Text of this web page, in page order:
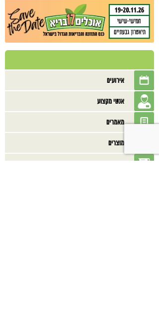
אירועים
אנשי מקצוע
מאמרים
מוצרים